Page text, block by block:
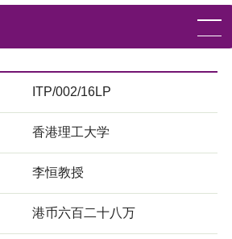
ITP/002/16LP
香港理工大学
李恒教授
港币六百二十八万